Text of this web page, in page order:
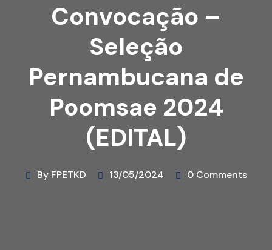
Convocação –
Seleção
Pernambucana de
Poomsae 2024
(EDITAL)
By FPETKD 13/05/2024 0 Comments